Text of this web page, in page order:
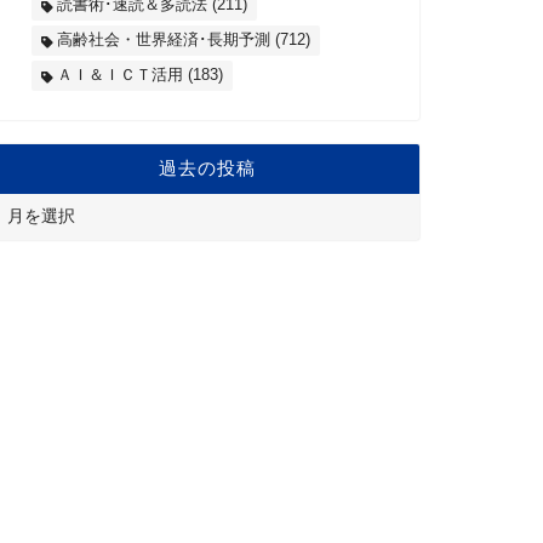
読書術･速読＆多読法(211)
高齢社会・世界経済･長期予測 (712)
ＡＩ＆ＩＣＴ活用 (183)
過去の投稿